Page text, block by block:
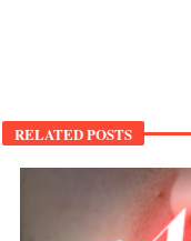
RELATED POSTS